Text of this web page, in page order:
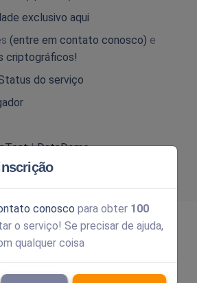
exclusivo aqui
(entre em contato conosco) e
criptográficos!
do serviço
|DataDome
empresarial de captcha
Explore a documentação
conosco para obter 100
o serviço! Se precisar de ajuda,
qualquer coisa